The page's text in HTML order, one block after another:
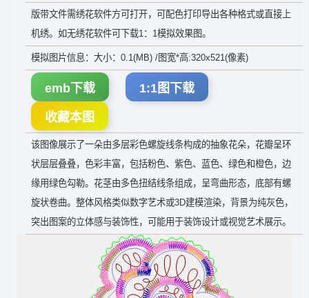
版带文件需绣花软件方可打开，可配色打印导出各种格式或直接上
机绣。如无绣花软件可下载1：1模拟效果图。
模拟图片信息：大小：0.1(MB) /图宽*高:320x521(像素)
emb下载 1:1图下载
收藏本图
该图像展示了一朵由多层彩色螺旋线条构成的抽象花朵，花瓣呈环
状层层叠叠，色彩丰富，包括粉色、紫色、蓝色、绿色和橙色，边
缘用绿色勾勒。花茎由多色扭结线条组成，呈弯曲形态，底部有螺
旋状卷曲。整体风格类似数字艺术或3D建模渲染，背景为纯灰色，
突出图案的立体感与装饰性，可能用于装饰设计或视觉艺术展示。